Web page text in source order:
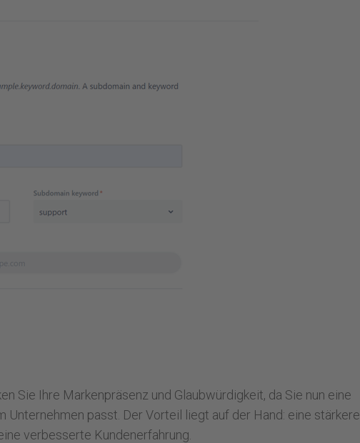
Sie Ihre Markenpräsenz und Glaubwürdigkeit, da Sie nun eine
Unternehmen passt. Der Vorteil liegt auf der Hand: eine stärkere
verbesserte Kundenerfahrung.